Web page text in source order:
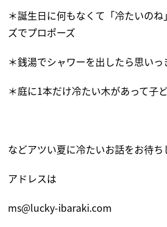
＊誕生日に何もなくて「冷たいの
ズでプロポーズ
＊銭湯でシャワーを出したら思いっ
＊庭に1本だけ冷たい木があって子
などアツい夏に冷たいお話をお待ち
アドレスは
ms@lucky-ibaraki.com